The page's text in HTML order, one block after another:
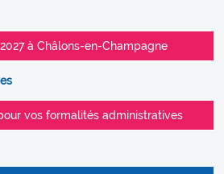
à Châlons-en-Champagne
vos formalités administratives